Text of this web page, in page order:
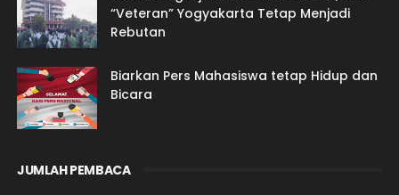
“Veteran” Yogyakarta Tetap Menjadi
Rebutan
Biarkan Pers Mahasiswa tetap Hidup dan
Bicara
JUMLAH PEMBACA